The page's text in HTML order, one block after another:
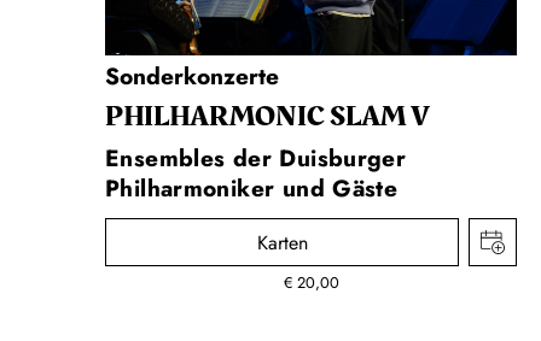
Sonderkonzerte
PHIL­HARMONIC SLAM V
Ensembles der Duisburger
Philharmoniker und Gäste
Karten
€ 20,00